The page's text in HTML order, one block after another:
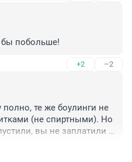
побольше!
+2 –2
те же боулинги не
(не спиртными). Но
вы не заплатили и